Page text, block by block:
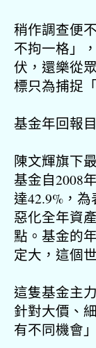
稍作調查便
不拘一格」
伏， 還樂從
標只為捕捉
基金年回報
陳文輝旗下
基金自2008
達42.9%，
惡化全年資
點。基金的
定大，這個
這隻基金主
針對大價、
有不同機會